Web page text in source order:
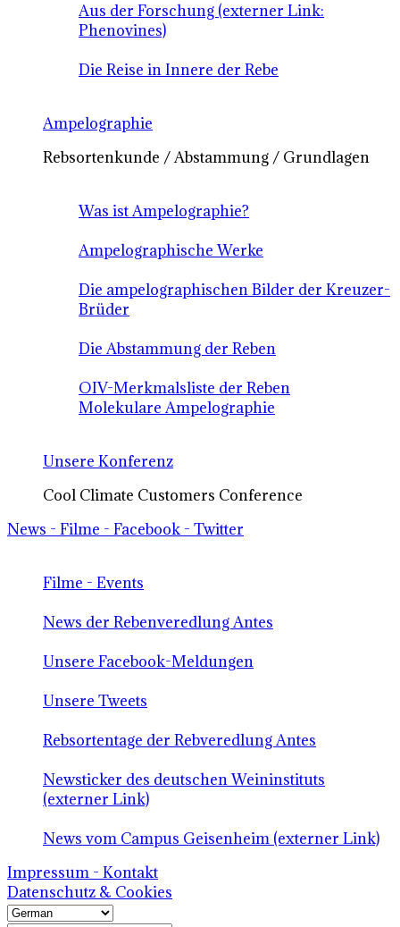
Aus der Forschung (externer Link:
Phenovines)
Die Reise in Innere der Rebe
Ampelographie
Rebsortenkunde / Abstammung / Grundlagen
Was ist Ampelographie?
Ampelographische Werke
Die ampelographischen Bilder der Kreuzer-
Brüder
Die Abstammung der Reben
OIV-Merkmalsliste der Reben
Molekulare Ampelographie
Unsere Konferenz
Cool Climate Customers Conference
News - Filme - Facebook - Twitter
Filme - Events
News der Rebenveredlung Antes
Unsere Facebook-Meldungen
Unsere Tweets
Rebsortentage der Rebveredlung Antes
Newsticker des deutschen Weininstituts
(externer Link)
News vom Campus Geisenheim (externer Link)
Impressum - Kontakt
Datenschutz & Cookies